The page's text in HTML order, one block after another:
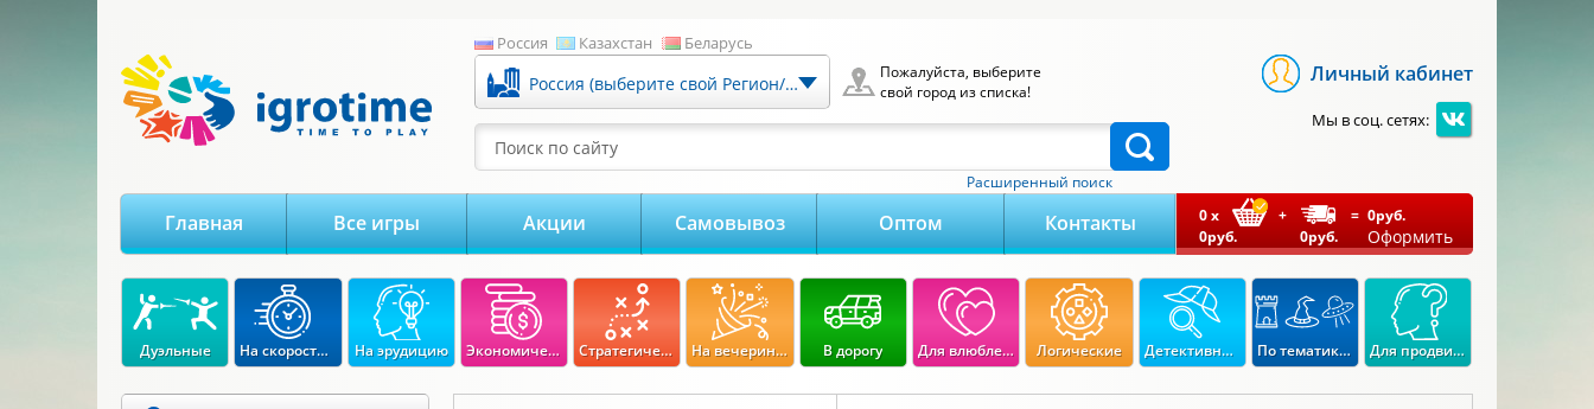
Россия Казахстан Беларусь
Россия (выберите свой Регион/Город)
Пожалуйста, выберите
свой город из списка!
Поиск по сайту
Расширенный поиск
Личный кабинет
Мы в соц. сетях:
Главная Все игры Акции Самовывоз Оптом Контакты 0x
0руб.
+
0руб.
= 0руб.
Оформить
Дуэльные На скорость реакции На эрудицию Экономические Стратегические На вечеринку В дорогу Для влюбленных Логические Детективные По тематикам Для продвинутых